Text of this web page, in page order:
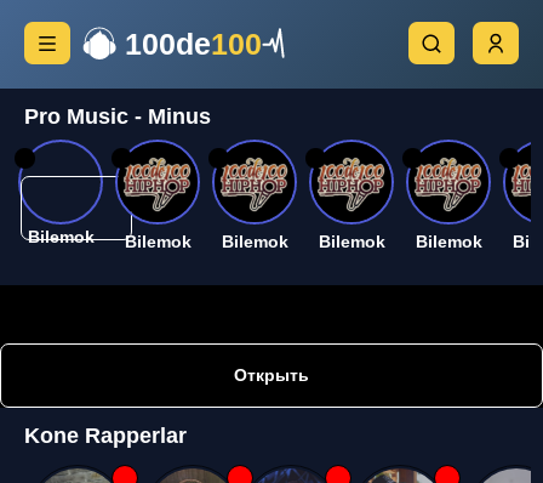
100de100
Pro Music - Minus
Bilemok Bilemok Bilemok Bilemok Bilemok
Открыть
Kone Rapperlar